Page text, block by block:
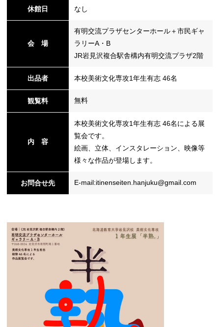
休館日 なし
会 場
有明交流プラザセンターホール＋市民ギャ
ラリーA・B
JR岩見沢複合駅舎構内有明交流プラザ2階
出品者 本校美術文化専攻1年生有志 46名
観覧料 無料
内 容
本校美術文化専攻1年生有志 46名による展
覧会です。
絵画、立体、インスタレーション、映像等
様々な作品が登場します。
お問合せ先 E-mail:itinenseiten.hanjuku@gmail.com